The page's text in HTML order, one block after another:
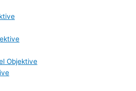
Objektive